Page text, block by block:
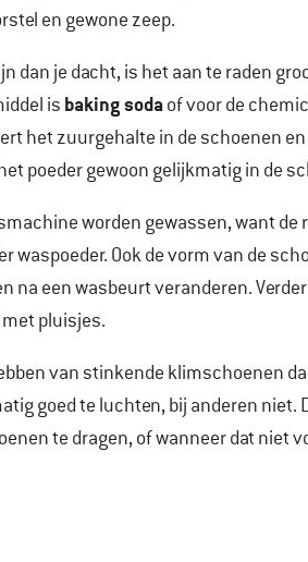
en gewone zeep.
dan je dacht, is het aan te raden
is baking sodaof voor de
het zuurgehalte in de schoenen
poeder gewoon gelijkmatig in de
worden gewassen, want de
Ook de vorm van de
een wasbeurt veranderen.
pluisjes.
van stinkende klimschoenen
goed te luchten, bij anderen niet.
te dragen, of wanneer dat niet